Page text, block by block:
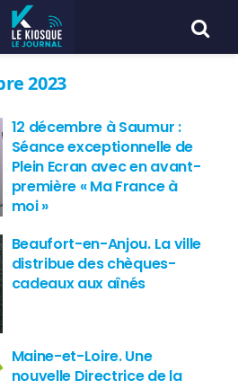
2023
12 décembre à Saumur :
Séance exceptionnelle de
Plein Ecran avec en avant-
première « Ma France à
moi »
Beaufort-en-Anjou. La ville
distribue des chèques-
cadeaux aux aînés
Maine-et-Loire. Une
nouvelle Directrice de la